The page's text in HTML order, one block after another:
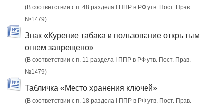
(В соответствии с п. 48 раздела I ППР в РФ утв. Пост. Прав.
№1479)
Знак «Курение табака и пользование открытым
огнем запрещено»
(В соответствии с п. 11 раздела I ППР в РФ утв. Пост. Прав.
№1479)
Табличка «Место хранения ключей»
(В соответствии с п. 18 раздела I ППР в РФ утв. Пост. Прав.